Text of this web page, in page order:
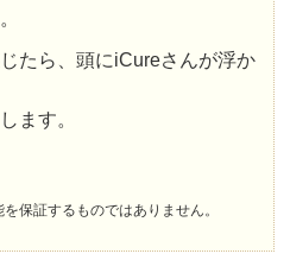
たら、頭にiCureさんが浮か
ます。
保証するものではありません。